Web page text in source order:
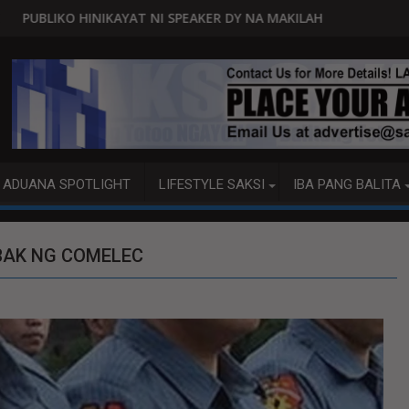
DY NA MAKILAHOK SA PAGBUO NG MGA BATAS
MALACAÑANG PINAAARAL NA
ADUANA SPOTLIGHT LIFESTYLE SAKSI IBA PANG BALITA
NG COMELEC